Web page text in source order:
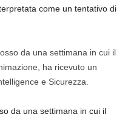
come un tentativo di
da una settimana in cui il